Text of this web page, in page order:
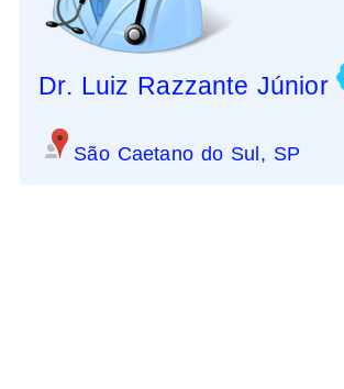
Dr. Luiz Razzante Júnior
São Caetano do Sul, SP